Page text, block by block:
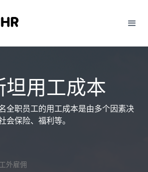
坦用工成本
全职员工的用工成本是由多个因素决
会保险、福利等。
外雇佣